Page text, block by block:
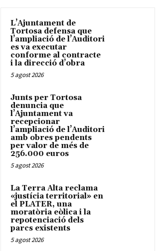
L’Ajuntament de
Tortosa defensa que
l’ampliació de l’Auditori
es va executar
conforme al contracte
i la direcció d’obra
5 agost 2026
Junts per Tortosa
denuncia que
l’Ajuntament va
recepcionar
l’ampliació de l’Auditori
amb obres pendents
per valor de més de
256.000 euros
5 agost 2026
La Terra Alta reclama
«justícia territorial» en
el PLATER, una
moratòria eòlica i la
repotenciació dels
parcs existents
5 agost 2026